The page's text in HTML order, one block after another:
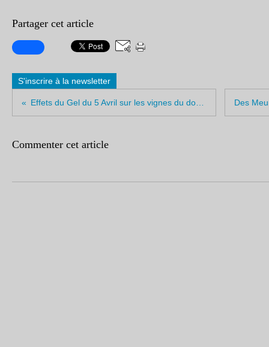
Partager cet article
S'inscrire à la newsletter
Commenter cet article